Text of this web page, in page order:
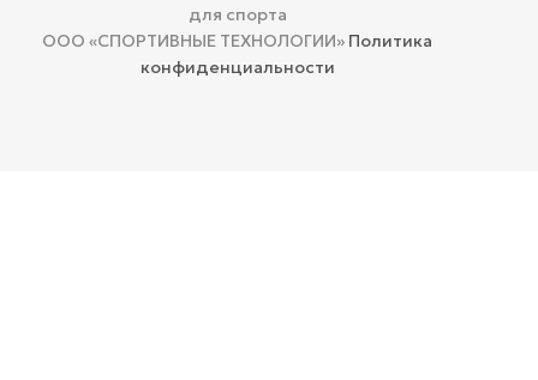
для спорта
ООО «СПОРТИВНЫЕ ТЕХНОЛОГИИ» Политика
конфиденциальности